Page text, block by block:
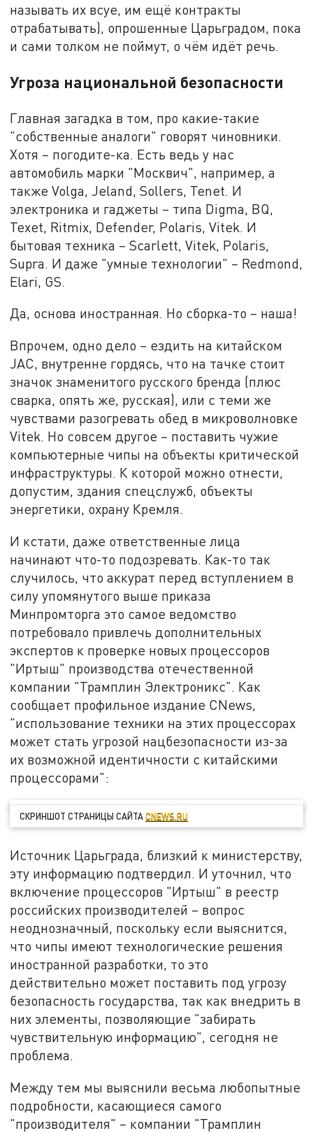
называть их всуе, им ещё контракты
отрабатывать), опрошенные Царьградом, пока
и сами толком не поймут, о чём идёт речь.
Угроза национальной безопасности
Главная загадка в том, про какие-такие
"собственные аналоги" говорят чиновники.
Хотя – погодите-ка. Есть ведь у нас
автомобиль марки "Москвич", например, а
также Volga, Jeland, Sollers, Tenet. И
электроника и гаджеты – типа Digma, BQ,
Texet, Ritmix, Defender, Polaris, Vitek. И
бытовая техника – Scarlett, Vitek, Polaris,
Supra. И даже "умные технологии" – Redmond,
Elari, GS.
Да, основа иностранная. Но сборка-то – наша!
Впрочем, одно дело – ездить на китайском
JAC, внутренне гордясь, что на тачке стоит
значок знаменитого русского бренда (плюс
сварка, опять же, русская), или с теми же
чувствами разогревать обед в микроволновке
Vitek. Но совсем другое – поставить чужие
компьютерные чипы на объекты критической
инфраструктуры. К которой можно отнести,
допустим, здания спецслужб, объекты
энергетики, охрану Кремля.
И кстати, даже ответственные лица
начинают что-то подозревать. Как-то так
случилось, что аккурат перед вступлением в
силу упомянутого выше приказа
Минпромторга это самое ведомство
потребовало привлечь дополнительных
экспертов к проверке новых процессоров
"Иртыш" производства отечественной
компании "Трамплин Электроникс". Как
сообщает профильное издание CNews,
"использование техники на этих процессорах
может стать угрозой нацбезопасности из-за
их возможной идентичности с китайскими
процессорами":
СКРИНШОТ СТРАНИЦЫ САЙТАCNEWS.RU
Источник Царьграда, близкий к министерству,
эту информацию подтвердил. И уточнил, что
включение процессоров "Иртыш" в реестр
российских производителей – вопрос
неоднозначный, поскольку если выяснится,
что чипы имеют технологические решения
иностранной разработки, то это
действительно может поставить под угрозу
безопасность государства, так как внедрить в
них элементы, позволяющие "забирать
чувствительную информацию", сегодня не
проблема.
Между тем мы выяснили весьма любопытные
подробности, касающиеся самого
"производителя" – компании "Трамплин